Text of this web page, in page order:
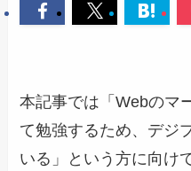
本記事では「Webのマ
て勉強するため、デジ
いる」という方に向け